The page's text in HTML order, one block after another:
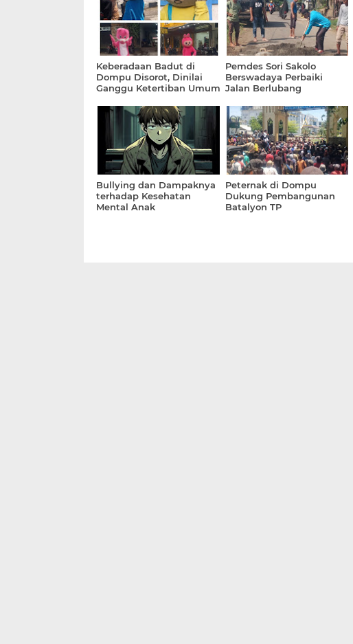
Keberadaan Badut di
Dompu Disorot, Dinilai
Ganggu Ketertiban Umum
Pemdes Sori Sakolo
Berswadaya Perbaiki
Jalan Berlubang
Bullying dan Dampaknya
terhadap Kesehatan
Mental Anak
Peternak di Dompu
Dukung Pembangunan
Batalyon TP